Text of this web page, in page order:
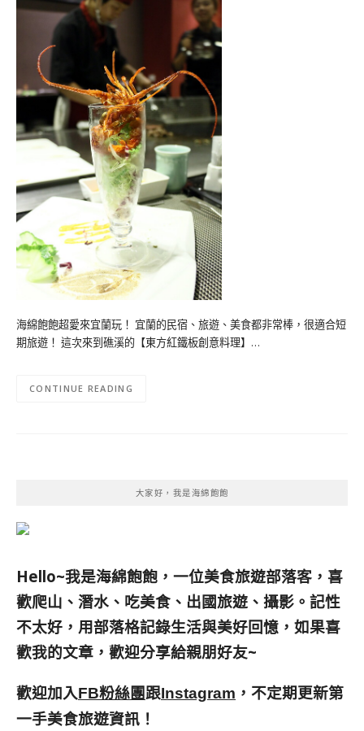
海綿飽飽超愛來宜蘭玩！ 宜蘭的民宿、旅遊、美食都非常棒，很適合短
期旅遊！ 這次來到礁溪的【東方紅鐵板創意料理】…
CONTINUE READING
大家好，我是海綿飽飽
Hello~我是海綿飽飽，一位美食旅遊部落客， 喜
歡爬山、潛水、吃美食、出國旅遊、攝影。 記性
不太好，用部落格記錄生活與美好回憶， 如果喜
歡我的文章，歡迎分享給親朋好友~
歡迎加入FB粉絲團跟Instagram ，不定期更新第
一手美食旅遊資訊！